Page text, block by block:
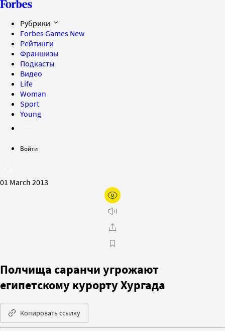
Рубрики
Forbes Games New
Рейтинги
Франшизы
Подкасты
Видео
Life
Woman
Sport
Young
Войти
01 March 2013
Полчища саранчи угрожают
египетскому курорту Хургада
Копировать ссылку